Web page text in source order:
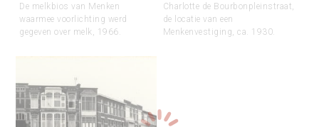
De melkbios van Menken
waarmee voorlichting werd
gegeven over melk, 1966.
Charlotte de Bourbonpleinstraat,
de locatie van een
Menkenvestiging, ca. 1930.